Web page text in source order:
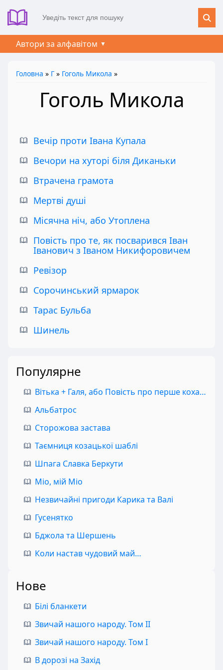
Автори за алфавітом
Головна » Г » Гоголь Микола »
Гоголь Микола
Вечір проти Івана Купала
Вечори на хуторі біля Диканьки
Втрачена грамота
Мертві душі
Місячна ніч, або Утоплена
Повість про те, як посварився Іван
Іванович з Іваном Никифоровичем
Ревізор
Сорочинський ярмарок
Тарас Бульба
Шинель
Популярне
Вітька + Галя, або Повість про перше кохання
Альбатрос
Сторожова застава
Таємниця козацької шаблі
Шпага Славка Беркути
Міо, мій Міо
Незвичайні пригоди Карика та Валі
Гусенятко
Бджола та Шершень
Коли настав чудовий май…
Нове
Білі бланкети
Звичай нашого народу. Том II
Звичай нашого народу. Том I
В дорозі на Захід